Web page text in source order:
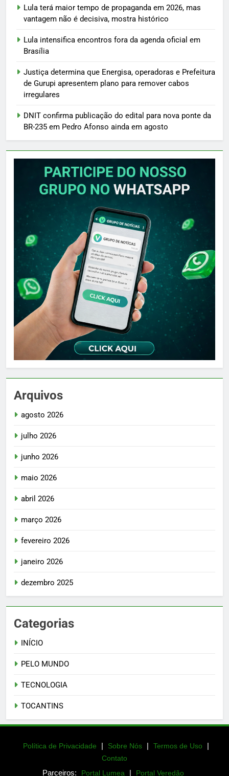
Lula terá maior tempo de propaganda em 2026, mas
vantagem não é decisiva, mostra histórico
Lula intensifica encontros fora da agenda oficial em
Brasília
Justiça determina que Energisa, operadoras e Prefeitura
de Gurupi apresentem plano para remover cabos
irregulares
DNIT confirma publicação do edital para nova ponte da
BR-235 em Pedro Afonso ainda em agosto
Arquivos
agosto 2026
julho 2026
junho 2026
maio 2026
abril 2026
março 2026
fevereiro 2026
janeiro 2026
dezembro 2025
Categorias
INÍCIO
PELO MUNDO
TECNOLOGIA
TOCANTINS
Política de Privacidade | Sobre Nós | Termos de Uso |
Contato
Parceiros: Portal Lumea | Portal Veredão